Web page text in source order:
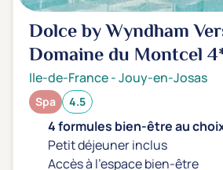
Bord de mer
Ville
Montagne
Campagne
Dolce by Wyndham
Domaine du Montcel
Ile-de-France-Jouy-en-Josas
Spa 4.5
4 formules bien-être au
Petit déjeuner inclus
Accès à l'espace bien-être